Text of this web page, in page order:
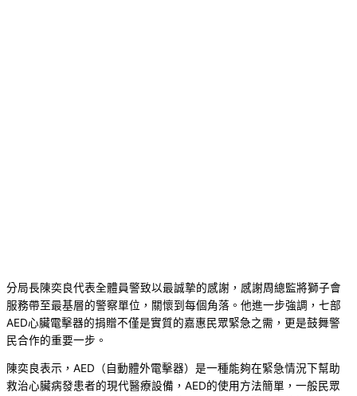
分局長陳奕良代表全體員警致以最誠摯的感謝，感謝周總監將獅子會
服務帶至最基層的警察單位，關懷到每個角落。他進一步強調，七部
AED心臟電擊器的捐贈不僅是實質的嘉惠民眾緊急之需，更是鼓舞警
民合作的重要一步。
陳奕良表示，AED（自動體外電擊器）是一種能夠在緊急情況下幫助
救治心臟病發患者的現代醫療設備，AED的使用方法簡單，一般民眾